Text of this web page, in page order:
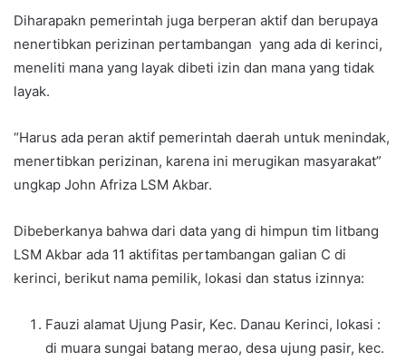
Diharapakn pemerintah juga berperan aktif dan berupaya
nenertibkan perizinan pertambangan yang ada di kerinci,
meneliti mana yang layak dibeti izin dan mana yang tidak
layak.
“Harus ada peran aktif pemerintah daerah untuk menindak,
menertibkan perizinan, karena ini merugikan masyarakat”
ungkap John Afriza LSM Akbar.
Dibeberkanya bahwa dari data yang di himpun tim litbang
LSM Akbar ada 11 aktifitas pertambangan galian C di
kerinci, berikut nama pemilik, lokasi dan status izinnya:
Fauzi alamat Ujung Pasir, Kec. Danau Kerinci, lokasi :
di muara sungai batang merao, desa ujung pasir, kec.